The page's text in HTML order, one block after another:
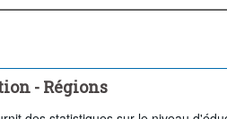
- Régions